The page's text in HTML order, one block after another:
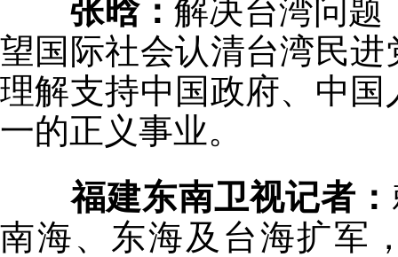
张晗：解决台湾问题
望国际社会认清台湾民
理解支持中国政府、中
一的正义事业。
福建东南卫视记者：
南海、东海及台海扩军